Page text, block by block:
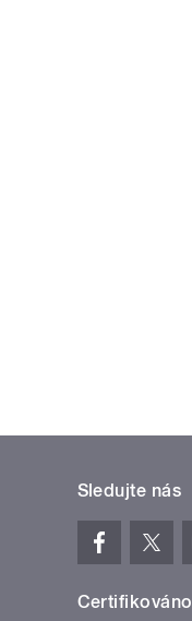
Sledujte nás
Certifikováno